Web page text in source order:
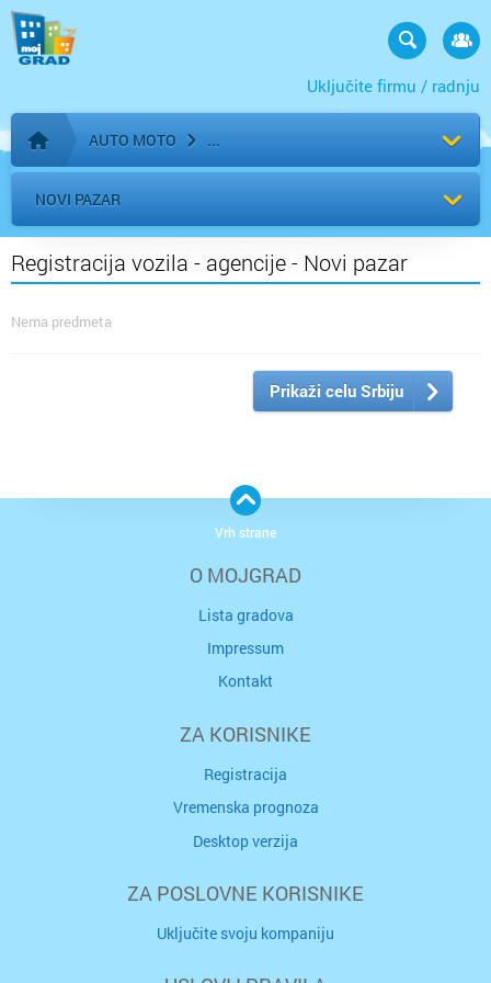
Uključite firmu / radnju
Početna stranica
AUTO MOTO
NOVI PAZAR
Registracija vozila - agencije - Novi pazar
Nema predmeta
Prikaži celu Srbiju
O MOJGRAD
Lista gradova
Impressum
Kontakt
ZA KORISNIKE
Registracija
Vremenska prognoza
Desktop verzija
ZA POSLOVNE KORISNIKE
Uključite svoju kompaniju
Vrh strane